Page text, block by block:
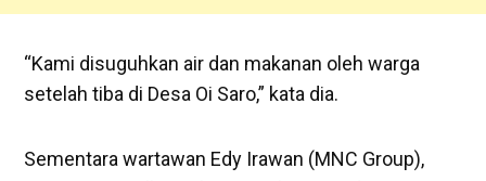
“Kami disuguhkan air dan makanan oleh warga
setelah tiba di Desa Oi Saro,” kata dia.
Sementara wartawan Edy Irawan (MNC Group),